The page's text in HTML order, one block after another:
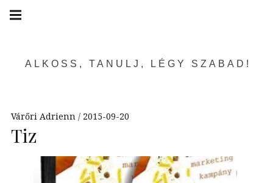
Skip
ALKOSS, TANULJ, LÉGY SZABAD!
navigation
Várőri Adrienn 2015-09-20
Tiz